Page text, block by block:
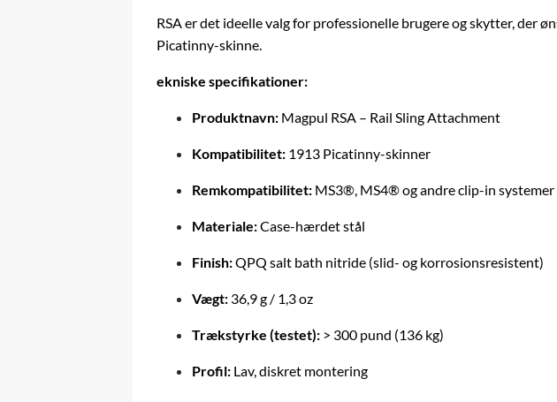
RSA er det ideelle valg for professionelle brugere og skytter, der
Picatinny-skinne.
ekniske specifikationer:
Produktnavn: Magpul RSA – Rail Sling Attachment
Kompatibilitet: 1913 Picatinny-skinner
Remkompatibilitet: MS3®, MS4® og andre clip-in systemer
Materiale:Case-hærdet stål
Finish:QPQ salt bath nitride (slid- og korrosionsresistent)
Vægt: 36,9 g / 1,3 oz
Trækstyrke (testet): > 300 pund (136 kg)
Profil: Lav, diskret montering